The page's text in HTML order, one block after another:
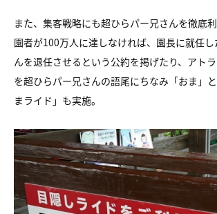
また、集客戦略にも超ひらパー兄さんを徹底
園者が100万人に達しなければ、園長に就任
んを退任させるという公約を掲げたり、アト
を超ひらパー兄さんの語尾にちなみ「おま」
まライド」も実施。